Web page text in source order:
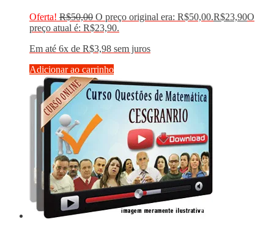
Oferta! R$50,00 O preço original era: R$50,00.R$23,90O
preço atual é: R$23,90.
Em até 6x de R$3,98 sem juros
Adicionar ao carrinho